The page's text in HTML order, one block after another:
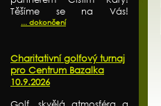
Těšíme se na Vás!
... dokončení
Charitativní golfový turnaj
pro Centrum Bazalka
10.9.2026